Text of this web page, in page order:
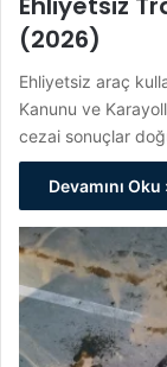
(2026)
Ehliyetsiz araç
Kanunu ve
cezai sonuçlar
Devamını Oku